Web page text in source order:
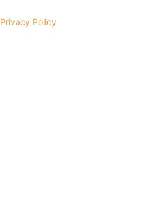
Privacy Policy